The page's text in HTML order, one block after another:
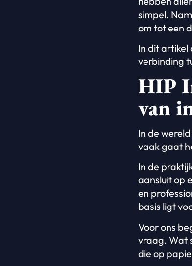
simpel.
om tot een
In dit artikel
verbinding
HIP
van
In de
vaak gaat
In de
aansluit op
en
basis ligt
Voor ons
vraag. Wat
die op